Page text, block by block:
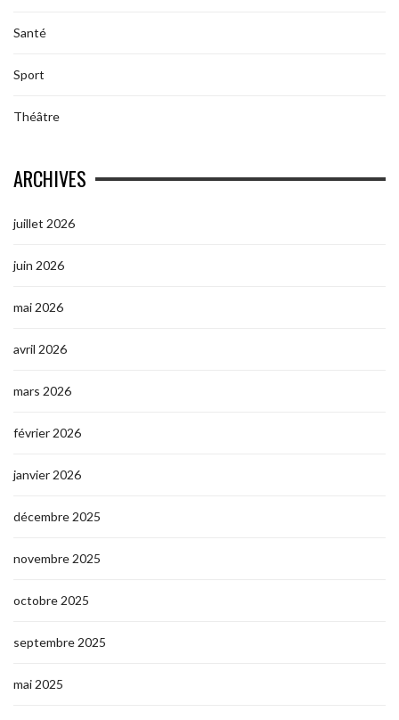
Santé
Sport
Théâtre
ARCHIVES
juillet 2026
juin 2026
mai 2026
avril 2026
mars 2026
février 2026
janvier 2026
décembre 2025
novembre 2025
octobre 2025
septembre 2025
mai 2025